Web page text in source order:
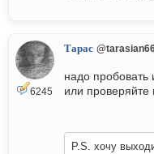
6245
Тарас
надо пробовать
или
P.S. хочу